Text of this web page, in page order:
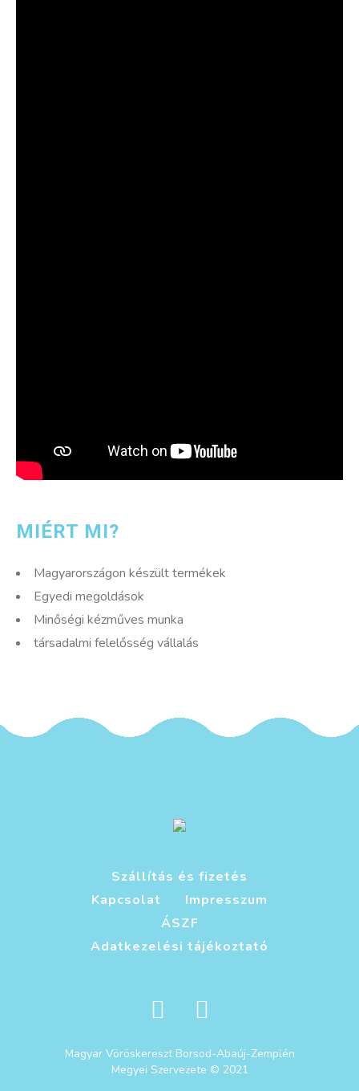
MIÉRT MI?
Magyarországon készült termékek
Egyedi megoldások
Minőségi kézműves munka
társadalmi felelősség vállalás
Szállítás és fizetés
Kapcsolat
Impresszum
ÁSZF
Adatkezelési tájékoztató
Magyar Vöröskereszt Borsod-Abaúj-Zemplén
Megyei Szervezete © 2021